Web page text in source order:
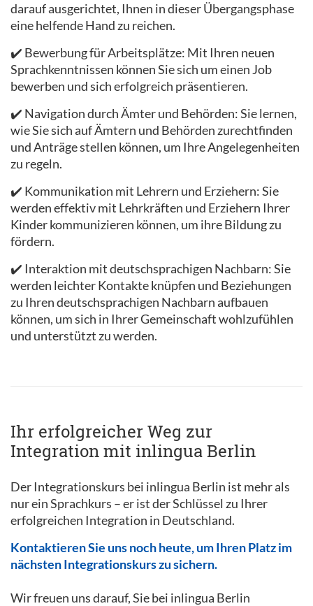
darauf ausgerichtet, Ihnen in dieser Übergangsphase
eine helfende Hand zu reichen.
✔️ Bewerbung für Arbeitsplätze: Mit Ihren neuen
Sprachkenntnissen können Sie sich um einen Job
bewerben und sich erfolgreich präsentieren.
✔️ Navigation durch Ämter und Behörden: Sie lernen,
wie Sie sich auf Ämtern und Behörden zurechtfinden
und Anträge stellen können, um Ihre Angelegenheiten
zu regeln.
✔️ Kommunikation mit Lehrern und Erziehern: Sie
werden effektiv mit Lehrkräften und Erziehern Ihrer
Kinder kommunizieren können, um ihre Bildung zu
fördern.
✔️ Interaktion mit deutschsprachigen Nachbarn: Sie
werden leichter Kontakte knüpfen und Beziehungen
zu Ihren deutschsprachigen Nachbarn aufbauen
können, um sich in Ihrer Gemeinschaft wohlzufühlen
und unterstützt zu werden.
Ihr erfolgreicher Weg zur
Integration mit inlingua Berlin
Der Integrationskurs bei inlingua Berlin ist mehr als
nur ein Sprachkurs – er ist der Schlüssel zu Ihrer
erfolgreichen Integration in Deutschland.
Kontaktieren Sie uns noch heute, um Ihren Platz im
nächsten Integrationskurs zu sichern.
Wir freuen uns darauf, Sie bei inlingua Berlin